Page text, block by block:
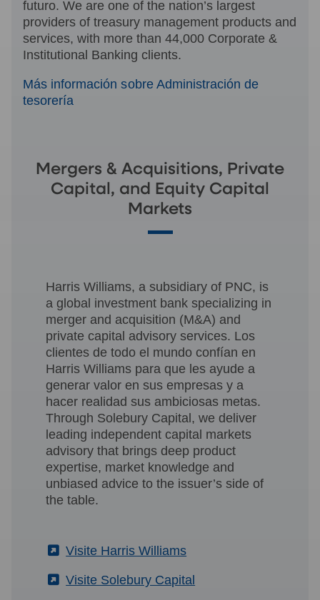
futuro. We are one of the nation’s largest
providers of treasury management products and
services, with more than 44,000 Corporate &
Institutional Banking clients.
Más información sobre Administración de
tesorería
Mergers & Acquisitions, Private
Capital, and Equity Capital
Markets
Harris Williams, a subsidiary of PNC, is
a global investment bank specializing in
merger and acquisition (M&A) and
private capital advisory services. Los
clientes de todo el mundo confían en
Harris Williams para que les ayude a
generar valor en sus empresas y a
hacer realidad sus ambiciosas metas.
Through Solebury Capital, we deliver
leading independent capital markets
advisory that brings deep product
expertise, market knowledge and
unbiased advice to the issuer’s side of
the table.
(External)
Visite Harris Williams
(External)
Visite Solebury Capital